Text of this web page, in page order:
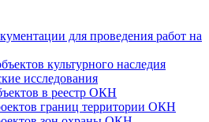
для проведения работ на
культурного наследия
исследования
в реестр ОКН
границ территории ОКН